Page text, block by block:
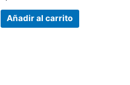
Añadir al carrito